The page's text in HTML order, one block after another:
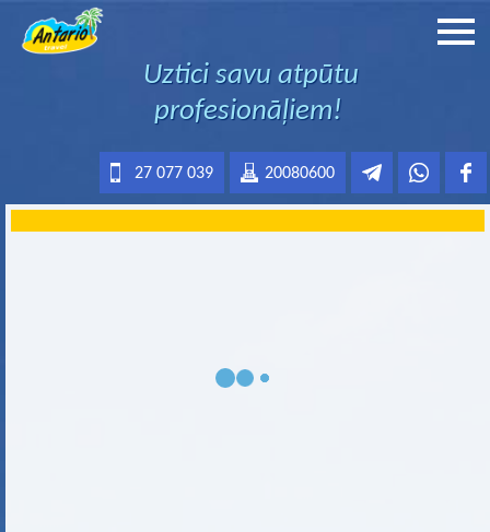
Uztici savu atpūtu
profesionāļiem!
20080600
27 077 039